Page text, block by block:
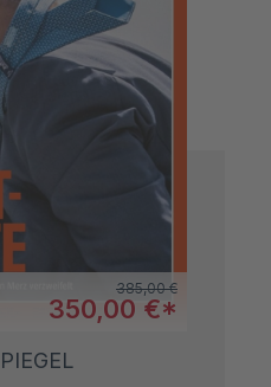
Regulärer Preis:
385,00 €
Verkaufspreis:
350,00 €*